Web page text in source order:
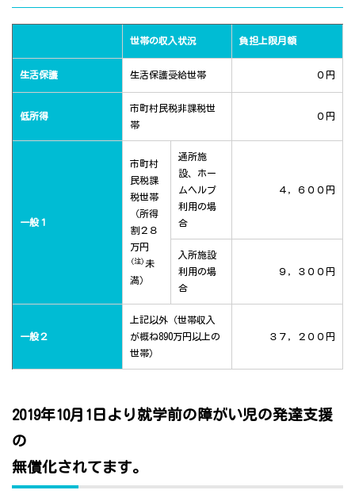
世帯の収入状況 負担上限月額
生活保護 生活保護受給世帯 ０円
低所得
市町村民税非課税世
帯
０円
一般１
市町村
民税課
税世帯
（所得
割２８
万円
(注) 未
満）
通所施
設、ホー
ムヘルプ
利用の場
合
４，６００円
入所施設
利用の場
合
９，３００円
一般２
上記以外（世帯収入
が概ね890万円以上の
世帯）
３７，２００円
2019年10月1日より就学前の障がい児の発達支援
の
無償化されてます。